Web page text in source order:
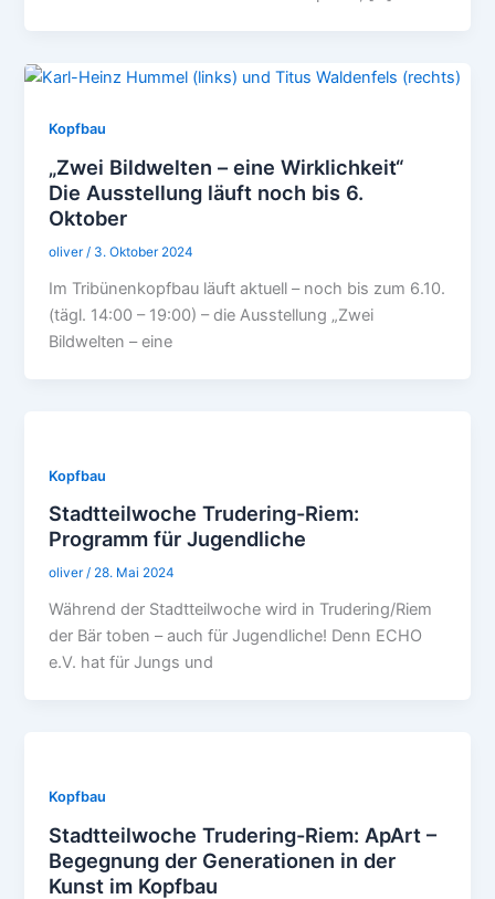
Kopfbau
„Zwei Bildwelten – eine Wirklichkeit“
Die Ausstellung läuft noch bis 6.
Oktober
oliver/ 3. Oktober 2024
Im Tribünenkopfbau läuft aktuell – noch bis zum 6.10.
(tägl. 14:00 – 19:00) – die Ausstellung „Zwei
Bildwelten – eine
Kopfbau
Stadtteilwoche Trudering-Riem:
Programm für Jugendliche
oliver/ 28. Mai 2024
Während der Stadtteilwoche wird in Trudering/Riem
der Bär toben – auch für Jugendliche! Denn ECHO
e.V. hat für Jungs und
Kopfbau
Stadtteilwoche Trudering-Riem: ApArt –
Begegnung der Generationen in der
Kunst im Kopfbau